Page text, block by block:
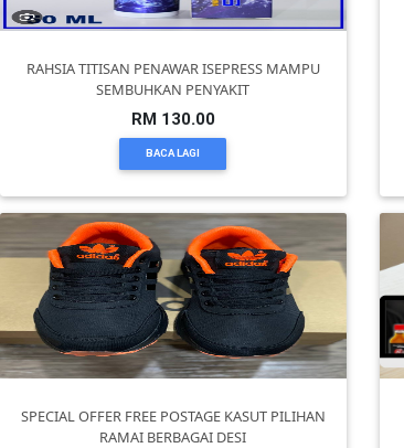
RAHSIA TITISAN PENAWAR ISEPRESS MAMPU
SEMBUHKAN PENYAKIT
RM 130.00
BACA LAGI
SPECIAL OFFER FREE POSTAGE KASUT PILIHAN
RAMAI BERBAGAI DESI
DAN
PEMBORONG(2)
PRODUK
DIGITAL(29)
MAKANAN(25)